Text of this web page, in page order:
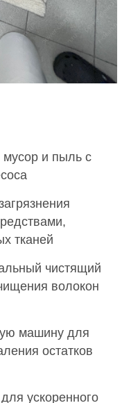
и пыль с
тканей
чистящий
волокон
машину для
остатков
ускоренного